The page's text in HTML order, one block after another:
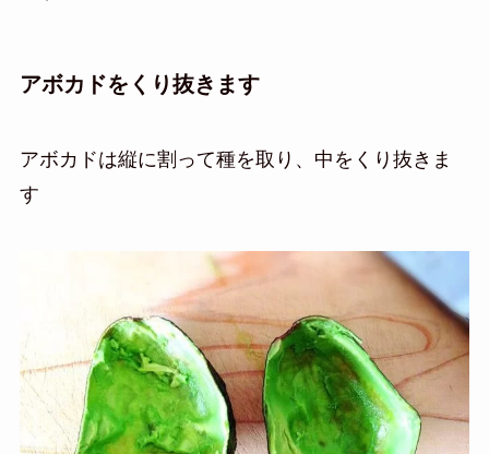
アボカドをくり抜きます
アボカドは縦に割って種を取り、中をくり抜きま
す